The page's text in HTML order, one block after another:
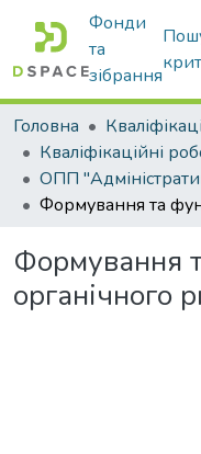
Фонди
та
зібрання
Головна
Формування
органічного